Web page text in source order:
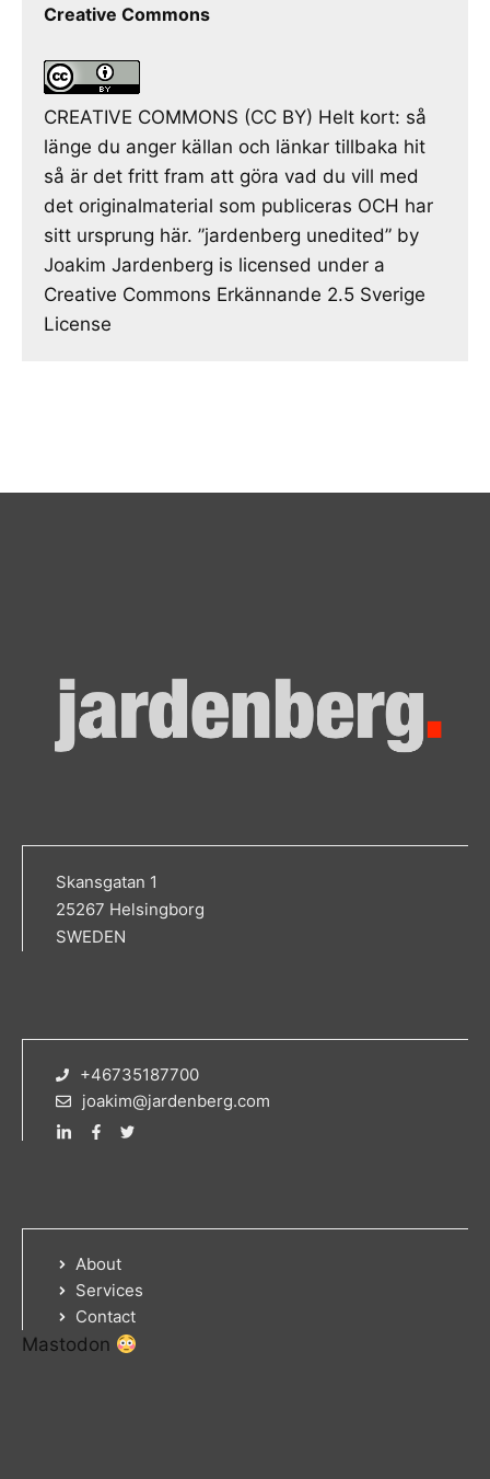
Creative Commons
CREATIVE COMMONS (CC BY) Helt kort: så
länge du anger källan och länkar tillbaka hit
så är det fritt fram att göra vad du vill med
det originalmaterial som publiceras OCH har
sitt ursprung här. ”jardenberg unedited” by
Joakim Jardenberg is licensed under a
Creative Commons Erkännande 2.5 Sverige
License
Skansgatan 1
25267 Helsingborg
SWEDEN
+46735187700
joakim@jardenberg.com
About
Services
Contact
Mastodon